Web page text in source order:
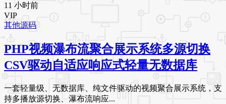
11 小时前
VIP
其他源码
PHP视频瀑布流聚合展示系统多源切换
CSV驱动自适应响应式轻量无数据库
一套轻量级、无数据库、纯文件驱动的视频聚合展示系统，支
持多播放源切换、瀑布流响应...